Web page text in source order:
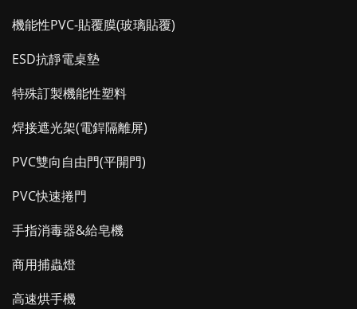
機能性PVC-貼覆膜(玻璃貼覆)
ESD抗靜電桌墊
特殊訂製機能性塑料
焊接遮光架(電銲隔離屏)
PVC雙向自由門(平開門)
PVC快速捲門
手指消毒器&給皂機
商用捕蟲燈
高速烘手機